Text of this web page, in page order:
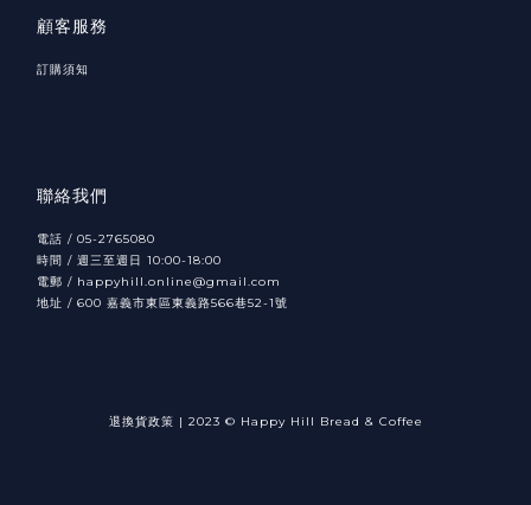
顧客服務
訂購須知
聯絡我們
電話 / 05-2765080
時間 / 週三至週日 10:00-18:00
電郵 / happyhill.online@gmail.com
地址 / 600 嘉義市東區東義路566巷52-1號
退換貨政策 | 2023 © Happy Hill Bread & Coffee